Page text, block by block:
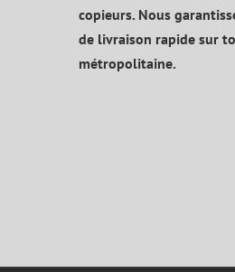
copieurs. Nous
de livraison rapide sur
métropolitaine.